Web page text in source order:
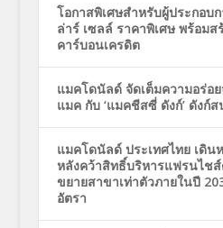
โอกาสพิเศษสำหรับผู้ประกอบ
ล่าร์ เซลล์ ราคาพิเศษ พร้อมส
คาร์บอนเครดิต
แมคโดนัลด์ จัดเต็มความอร่อ
แมค กับ ‘แมคชีสซี่ ดังก์’ ดังก์
แมคโดนัลด์ ประเทศไทย เดิน
หลังคว้าสิทธิ์บริหารแฟรนไช
ขยายสาขาเท่าตัวภายในปี
อัตรา